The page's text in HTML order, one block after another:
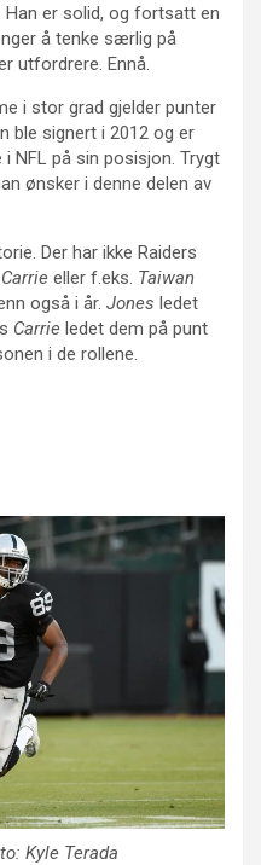
er solid, og fortsatt en
å tenke særlig på
utfordrere. Ennå.
i stor grad gjelder punter
ble signert i 2012 og er
NFL på sin posisjon. Trygt
ønsker i denne delen av
Der har ikke Raiders
eller f.eks. Taiwan
også i år. Jones ledet
Carrie ledet dem på punt
i de rollene.
Kyle Terada